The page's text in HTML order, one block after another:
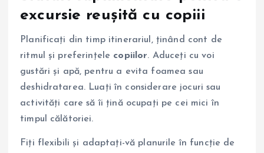
excursie reușită cu copiii
Planificați din timp itinerariul, ținând cont de
ritmul și preferințele copiilor. Aduceți cu voi
gustări și apă, pentru a evita foamea sau
deshidratarea. Luați în considerare jocuri sau
activități care să îi țină ocupați pe cei mici în
timpul călătoriei.
Fiți flexibili și adaptați-vă planurile în funcție de